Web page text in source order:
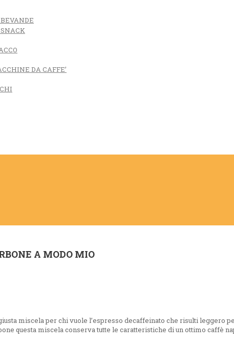
DA CAFFE’
A MODO MIO
miscela per chi vuole l’espresso decaffeinato che risulti leggero
questa miscela conserva tutte le caratteristiche di un ottimo caffè